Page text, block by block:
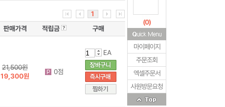
1
판매가격 적립금 구매
21,500원
19,300원
0점
EA
(0)
마이페이지
주문조회
엑셀주문서
사원방문요청